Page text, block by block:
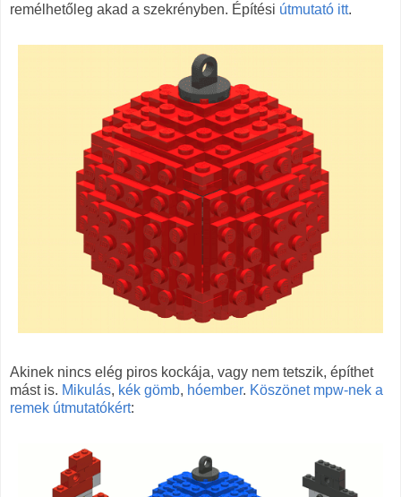
remélhetőleg akad a szekrényben. Építési útmutató itt.
Akinek nincs elég piros kockája, vagy nem tetszik, építhet
mást is. Mikulás, kék gömb, hóember. Köszönet mpw-nek a
remek útmutatókért: